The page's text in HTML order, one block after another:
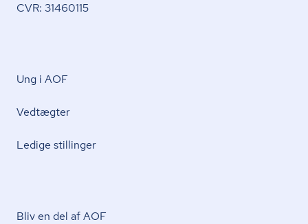
CVR: 31460115
Ung i AOF
Vedtægter
Ledige stillinger
Bliv en del af AOF